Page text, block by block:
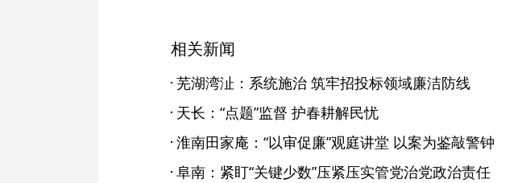
相关新闻
芜湖湾沚：系统施治 筑牢招投标领域廉洁防线
天长：“点题”监督 护春耕解民忧
淮南田家庵：“以审促廉”观庭讲堂 以案为鉴敲警钟
阜南：紧盯“关键少数”压紧压实管党治党政治责任